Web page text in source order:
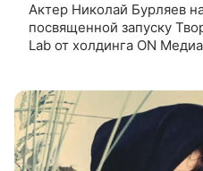
Актер Николай Бурляев
посвященной запуску
Lab от холдинга ON